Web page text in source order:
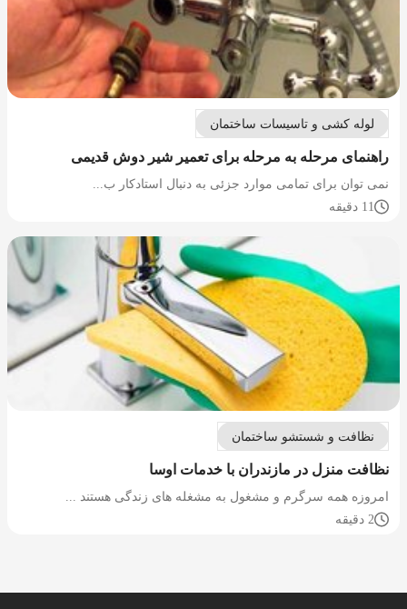
لوله کشی و تاسیسات ساختمان
راهنمای مرحله به مرحله برای تعمیر شیر دوش قدیمی
نمی توان برای تمامی موارد جزئی به دنبال استادکار ب...
11 دقیقه
نظافت و شستشو ساختمان
نظافت منزل در مازندران با خدمات اوسا
امروزه همه سرگرم و مشغول به مشغله های زندگی هستند ...
2 دقیقه